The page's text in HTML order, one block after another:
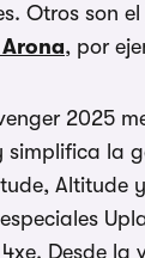
Otros son el
Arona, por
2025
simplifica la
Altitude
Desde la